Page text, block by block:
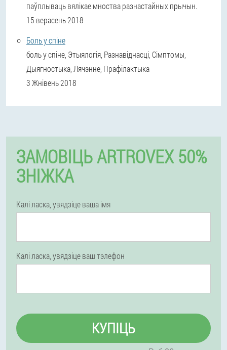
паўплываць вялікае мноства разнастайных прычын.
15 верасень 2018
Боль у спіне
боль у спіне, Этыялогія, Разнавіднасці, Сімптомы,
Дыягностыка, Лячэнне, Прафілактыка
3 Жнівень 2018
ЗАМОВІЦЬ ARTROVEX 50%
ЗНІЖКА
Калі ласка, увядзіце ваша імя
Калі ласка, увядзіце ваш тэлефон
КУПІЦЬ